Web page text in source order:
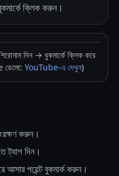
ক্লিক করুন।
দিন → বুকমার্কে ক্লিক করে
ডেমো: YouTube-এ দেখুন)
করুন।
ট্যাগ দিন।
আসার পয়েন্ট বুকমার্ক করুন।